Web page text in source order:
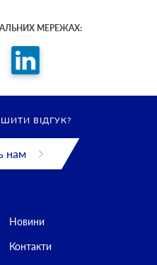
МЕРЕЖАХ:
ВІДГУК?
нам
Новини
Контакти